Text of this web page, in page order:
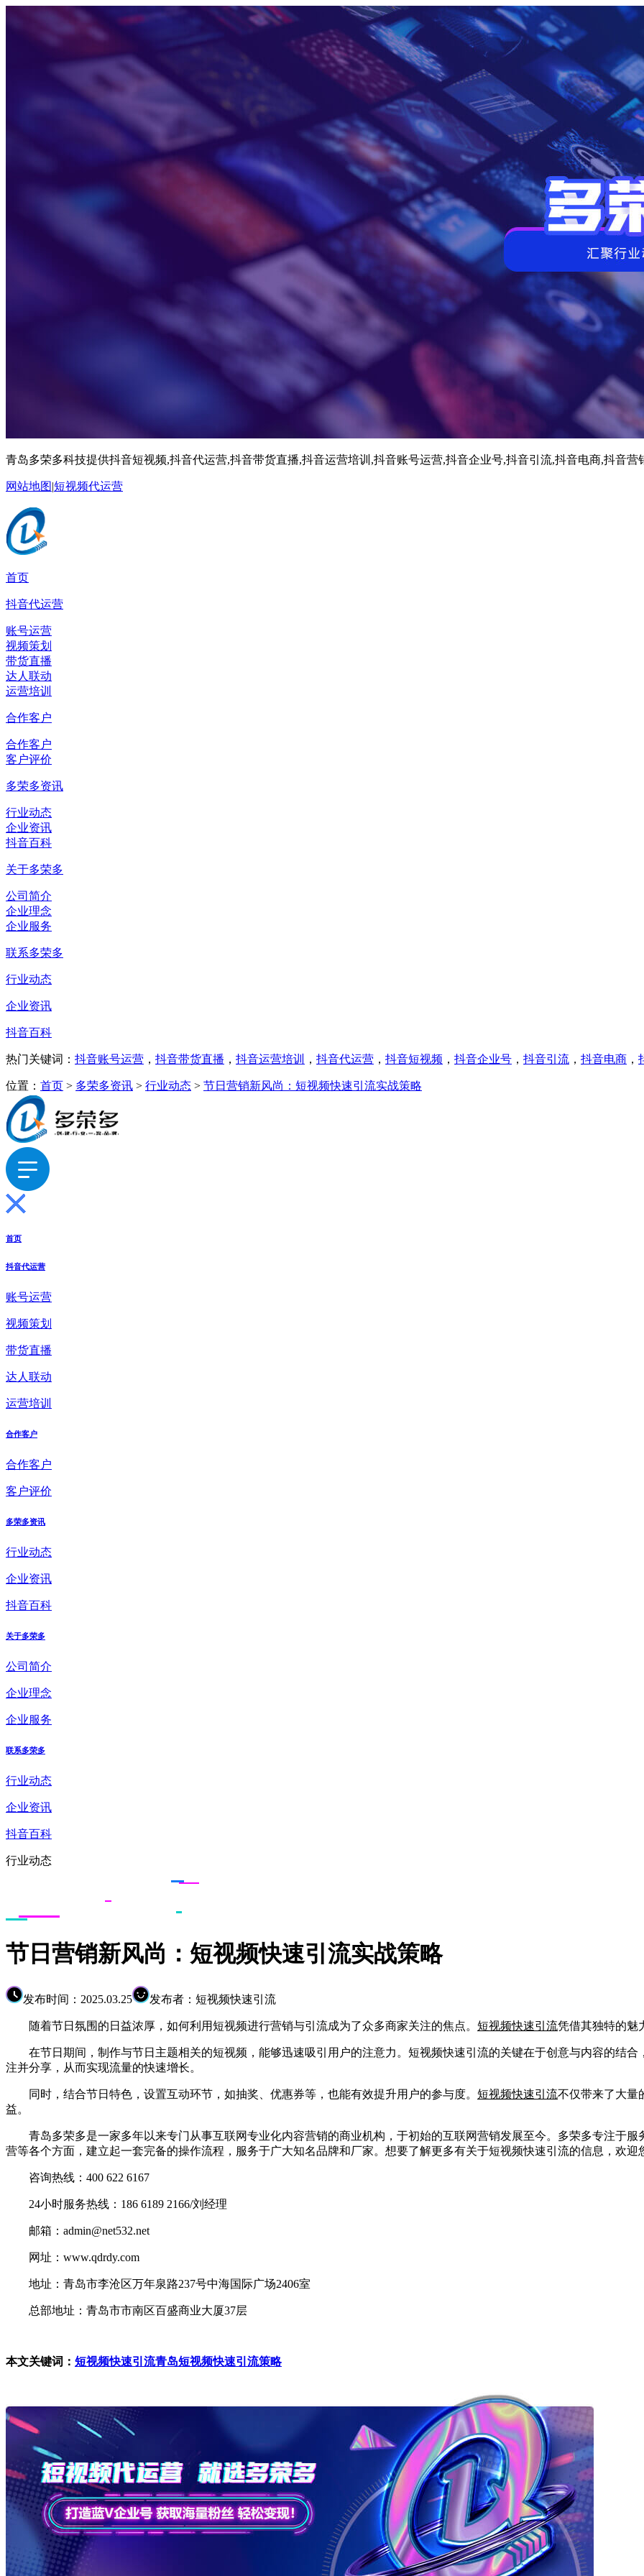
青岛多荣多科技提供抖音短视频,抖音代运营,抖音带货直播,抖音运营培训,抖音账号运营,抖音企业号,抖音引流,抖音电商,抖音营
网站地图|短视频代运营
首页
抖音代运营
账号运营
视频策划
带货直播
达人联动
运营培训
合作客户
合作客户
客户评价
多荣多资讯
行业动态
企业资讯
抖音百科
关于多荣多
公司简介
企业理念
企业服务
联系多荣多
行业动态
企业资讯
抖音百科
热门关键词： 抖音账号运营 ， 抖音带货直播 ， 抖音运营培训 ， 抖音代运营 ， 抖音短视频 ， 抖音企业号 ， 抖音引流 ， 抖音电商 ，
位置： 首页 > 多荣多资讯 > 行业动态 > 节日营销新风尚：短视频快速引流实战策略
首页
抖音代运营
账号运营
视频策划
带货直播
达人联动
运营培训
合作客户
合作客户
客户评价
多荣多资讯
行业动态
企业资讯
抖音百科
关于多荣多
公司简介
企业理念
企业服务
联系多荣多
行业动态
企业资讯
抖音百科
行业动态
节日营销新风尚：短视频快速引流实战策略
发布时间：2025.03.25 发布者：短视频快速引流
随着节日氛围的日益浓厚，如何利用短视频进行营销与引流成为了众多商家关注的焦点。 短视频快速引流凭借其独特的魅
在节日期间，制作与节日主题相关的短视频，能够迅速吸引用户的注意力。短视频快速引流的关键在于创意与内容的结合
注并分享，从而实现流量的快速增长。
同时，结合节日特色，设置互动环节，如抽奖、优惠券等，也能有效提升用户的参与度。 短视频快速引流不仅带来了大量
益。
青岛多荣多是一家多年以来专门从事互联网专业化内容营销的商业机构，于初始的互联网营销发展至今。多荣多专注于服
营等各个方面，建立起一套完备的操作流程，服务于广大知名品牌和厂家。想要了解更多有关于短视频快速引流的信息，欢迎
咨询热线：400 622 6167
24小时服务热线：186 6189 2166/刘经理
邮箱：admin@net532.net
网址：www.qdrdy.com
地址：青岛市李沧区万年泉路237号中海国际广场2406室
总部地址：青岛市市南区百盛商业大厦37层
本文关键词： 短视频快速引流青岛短视频快速引流策略